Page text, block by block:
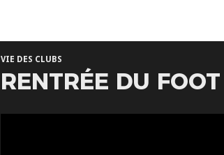
VIE DES CLUBS
RENTRÉE DU